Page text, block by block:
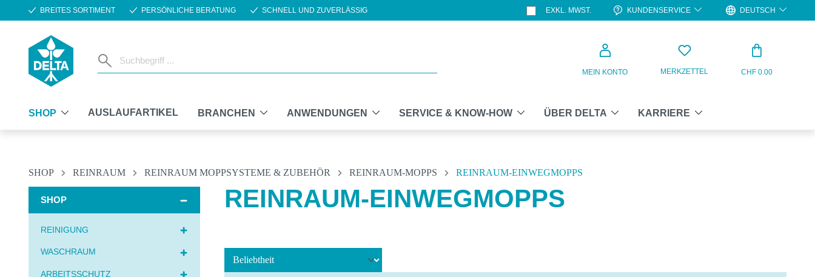
Hauptinhalt springen
Zur Suche springen
Zur Hauptnavigation springen
BREITES SORTIMENT PERSÖNLICHE BERATUNG SCHNELL UND ZUVERLÄSSIG EXKL. MWST. KUNDENSERVICE DEUTSCH
MEIN KONTO MERKZETTEL CHF 0.00
SHOP AUSLAUFARTIKEL BRANCHEN ANWENDUNGEN SERVICE & KNOW-HOW ÜBER DELTA KARRIERE
SHOP REINRAUM REINRAUM MOPPSYSTEME & ZUBEHÖR REINRAUM-MOPPS REINRAUM-EINWEGMOPPS
SHOP
REINIGUNG
WASCHRAUM
ARBEITSSCHUTZ
REINRAUM-EINWEGMOPPS